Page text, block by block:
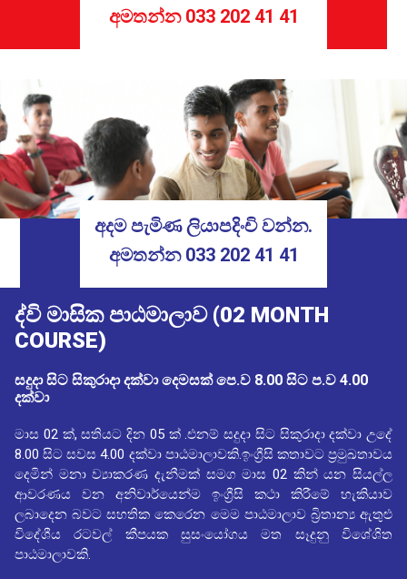
අමතන්න 033 202 41 41
අදම පැමිණ ලියාපදිංචි වන්න.
අමතන්න 033 202 41 41
ද්වි මාසික පාඨමාලාව (02 MONTH
COURSE)
සදුදා සිට සිකුරාදා දක්වා දෙමසක් පෙ.ව 8.00 සිට ප.ව 4.00
දක්වා
මාස 02 ක්, සතියට දින 05 ක් .එනම් සදුදා සිට සිකුරාදා දක්වා උදේ
8.00 සිට සවස 4.00 දක්වා පාඨමාලාවකි.ඉංග්‍රීසි කතාවට ප්‍රමුඛතාවය
දෙමින් මනා ව්‍යාකරණ දැනීමක් සමග මාස 02 කින් යන සියල්ල
ආවරණය වන අනිවාර්යෙන්ම ඉංග්‍රීසි කථා කිරීමේ හැකියාව
ලබාදෙන බවට සහතික කෙරෙන මෙම පාඨමාලාව බ්‍රිතාන්‍ය ඇතුළු
විදේශීය රටවල් කීපයක සුසංයෝගය මත සෑදුනු විශේශිත
පාඨමාලාවකි.